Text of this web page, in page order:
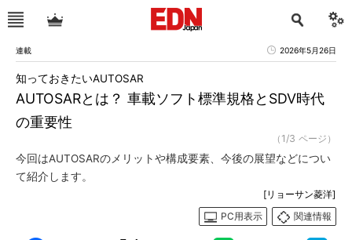
連載 2026年5月26日
AUTOSARとは？ 車載ソフト標準規格とSDV時代
の重要性
知っておきたいAUTOSAR
（1/3 ページ）
今回はAUTOSARのメリットや構成要素、今後の展望などについ
て紹介します。
[リョーサン菱洋]
PC用表示
関連情報